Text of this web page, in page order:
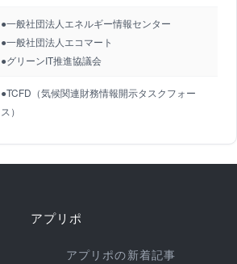
●一般社団法人エネルギー情報センター
●一般社団法人エコマート
●グリーンIT推進協議会
●TCFD（気候関連財務情報開示タスクフォー
ス）
アプリポ
アプリポの新着記事